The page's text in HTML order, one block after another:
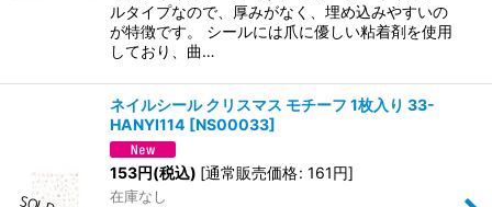
ルタイプなので、厚みがなく、埋め込みやすいの
が特徴です。 シールには爪に優しい粘着剤を使用
しており、曲…
ネイルシール クリスマス モチーフ 1枚入り 33-
HANYI114 [NS00033]
153円(税込) [通常販売価格: 161円]
在庫なし